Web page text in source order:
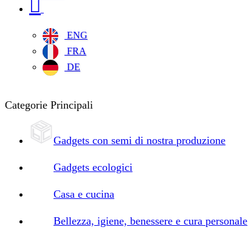
ENG
FRA
DE
Categorie Principali
Gadgets con semi di nostra produzione
Gadgets ecologici
Casa e cucina
Bellezza, igiene, benessere e cura personale